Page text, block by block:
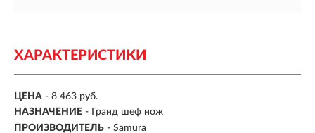
ХАРАКТЕРИСТИКИ
ЦЕНА - 8 463 руб.
НАЗНАЧЕНИЕ - Гранд шеф нож
ПРОИЗВОДИТЕЛЬ - Samura